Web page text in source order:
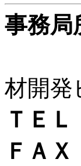
事務局
〒
材開発
ＴＥＬ
ＦＡＸ